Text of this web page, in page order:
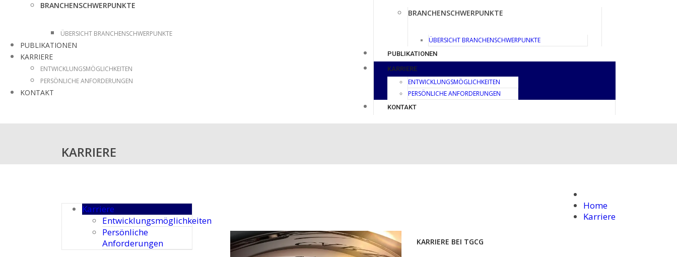
BRANCHENSCHWERPUNKTE
ÜBERSICHT BRANCHENSCHWERPUNKTE
PUBLIKATIONEN
KARRIERE
ENTWICKLUNGSMÖGLICHKEITEN
PERSÖNLICHE ANFORDERUNGEN
KONTAKT
BRANCHENSCHWERPUNKTE
ÜBERSICHT BRANCHENSCHWERPUNKTE
PUBLIKATIONEN
KARRIERE
ENTWICKLUNGSMÖGLICHKEITEN
PERSÖNLICHE ANFORDERUNGEN
KONTAKT
KARRIERE
Home
Karriere
Karriere
Entwicklungsmöglichkeiten
Persönliche
Anforderungen
KARRIERE BEI TGCG